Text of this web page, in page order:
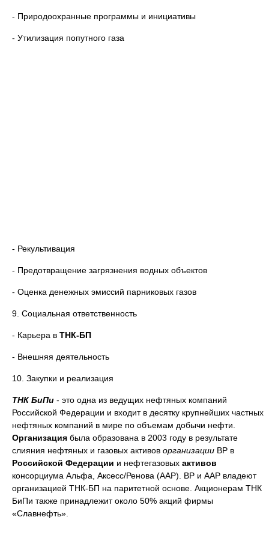
- Природоохранные программы и инициативы
- Утилизация попутного газа
- Рекультивация
- Предотвращение загрязнения водных объектов
- Оценка денежных эмиссий парниковых газов
9. Социальная ответственность
- Карьера в ТНК-БП
- Внешняя деятельность
10. Закупки и реализация
ТНК БиПи - это одна из ведущих нефтяных компаний
Российской Федерации и входит в десятку крупнейших частных
нефтяных компаний в мире по объемам добычи нефти.
Организация была образована в 2003 году в результате
слияния нефтяных и газовых активов организации ВР в
Российской Федерации и нефтегазовых активов
консорциума Альфа, Аксесс/Ренова (ААР). ВР и ААР владеют
организацией ТНК-БП на паритетной основе. Акционерам ТНК
БиПи также принадлежит около 50% акций фирмы
«Славнефть».